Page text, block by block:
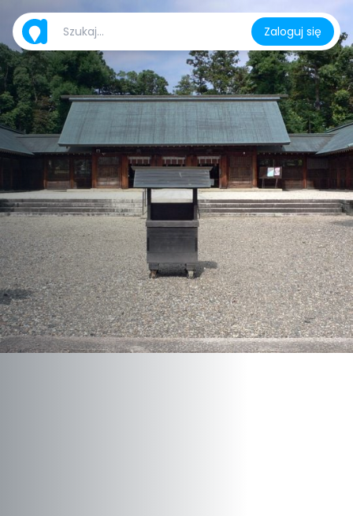
Zaloguj się